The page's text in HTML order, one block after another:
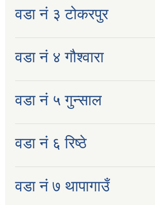
वडा नं ३ टोकरपुर
वडा नं ४ गौश्वारा
वडा नं ५ गुन्साल
वडा नं ६ रिष्ठे
वडा नं ७ थापागाउँ